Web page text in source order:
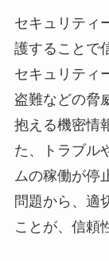
セキュリティ
護することで
セキュリティ
盗難などの脅
抱える機密情
た、トラブル
ムの稼働が停
問題から、適
ことが、信頼